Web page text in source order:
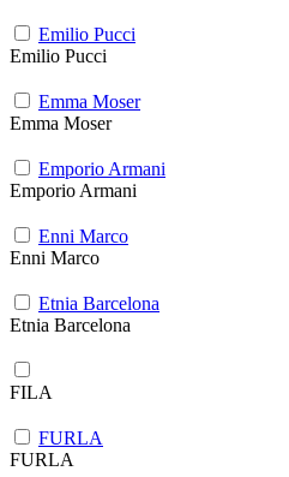
Emilio Pucci
Emilio Pucci
Emma Moser
Emma Moser
Emporio Armani
Emporio Armani
Enni Marco
Enni Marco
Etnia Barcelona
Etnia Barcelona
FILA
FURLA
FURLA